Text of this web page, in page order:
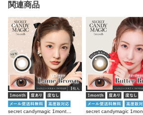
関連商品
secret candymagic 1month ラメブラウン 度あり 度なし 1枚入り×2箱 計2枚 シークレットキャンディーマジック カラコン